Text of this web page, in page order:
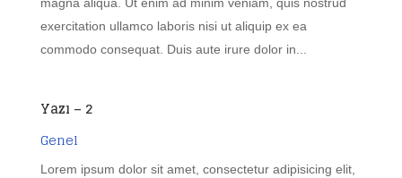
magna aliqua. Ut enim ad minim veniam, quis nostrud
exercitation ullamco laboris nisi ut aliquip ex ea
commodo consequat. Duis aute irure dolor in...
Yazı – 2
Genel
Lorem ipsum dolor sit amet, consectetur adipisicing elit,